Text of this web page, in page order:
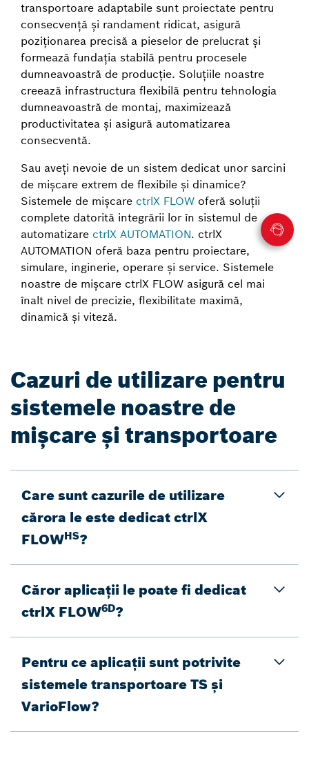
transportoare adaptabile sunt proiectate pentru
consecvență și randament ridicat, asigură
poziționarea precisă a pieselor de prelucrat și
formează fundația stabilă pentru procesele
dumneavoastră de producție. Soluțiile noastre
creează infrastructura flexibilă pentru tehnologia
dumneavoastră de montaj, maximizează
productivitatea și asigură automatizarea
consecventă.
Sau aveți nevoie de un sistem dedicat unor sarcini
de mișcare extrem de flexibile și dinamice?
Sistemele de mișcare ctrlX FLOW oferă soluții
complete datorită integrării lor în sistemul de
automatizare ctrlX AUTOMATION. ctrlX
AUTOMATION oferă baza pentru proiectare,
simulare, inginerie, operare și service. Sistemele
noastre de mișcare ctrlX FLOW asigură cel mai
înalt nivel de precizie, flexibilitate maximă,
dinamică și viteză.
Cazuri de utilizare pentru
sistemele noastre de
mișcare și transportoare
Care sunt cazurile de utilizare
cărora le este dedicat ctrlX
FLOWHS?
Căror aplicații le poate fi dedicat
ctrlX FLOW6D?
Pentru ce aplicații sunt potrivite
sistemele transportoare TS și
VarioFlow?